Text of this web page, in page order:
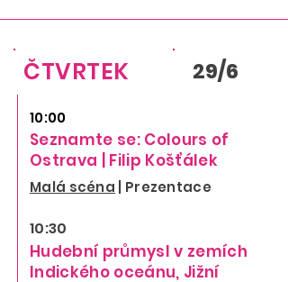
ČTVRTEK 29/6
10:00
Seznamte se: Colours of
Ostrava | Filip Košťálek
Malá scéna | Prezentace
10:30
Hudební průmysl v zemích
Indického oceánu, Jižní